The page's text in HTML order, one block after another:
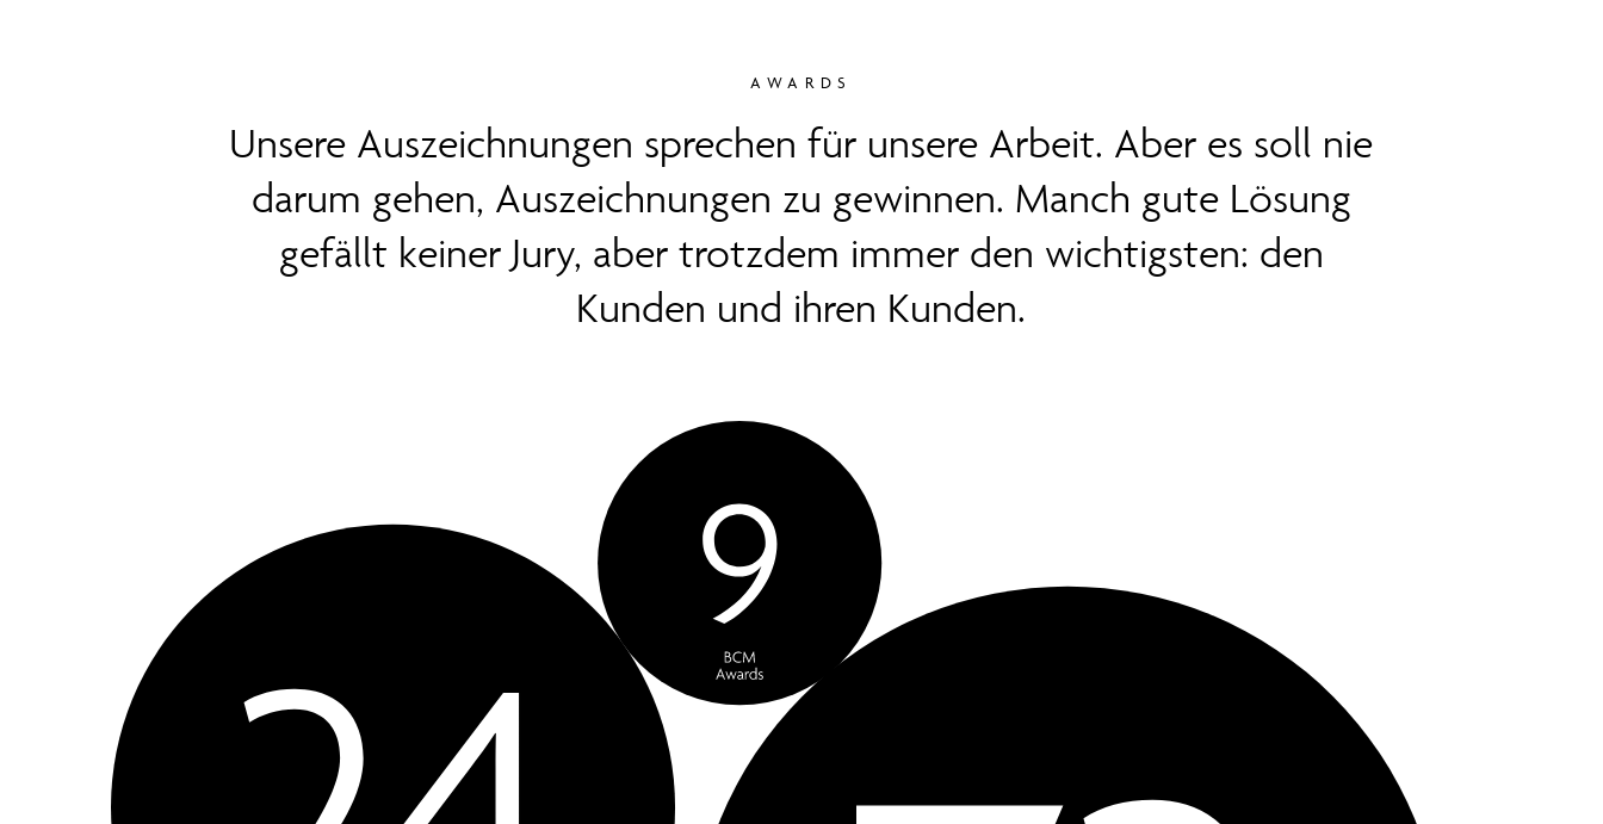
AWARDS
Unsere Auszeichnungen sprechen für unsere Arbeit. Aber es soll nie
darum gehen, Auszeichnungen zu gewinnen. Manch gute Lösung
gefällt keiner Jury, aber trotzdem immer den wichtigsten: den
Kunden und ihren Kunden.